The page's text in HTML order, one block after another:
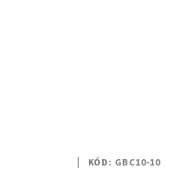
KÓD: GBC10-10